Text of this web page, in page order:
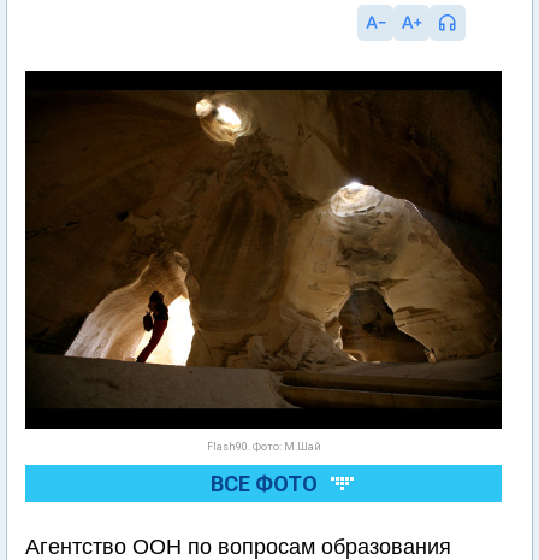
Flash90. Фото: М.Шай
ВСЕ ФОТО
Агентство ООН по вопросам образования